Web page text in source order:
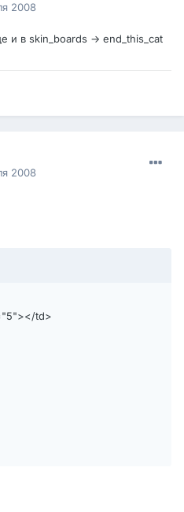
2008
и в skin_boards -> end_this_cat
2008
td>